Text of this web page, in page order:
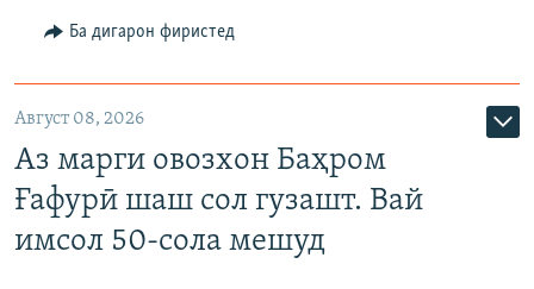
Ба дигарон фиристед
Август 08, 2026
Аз марги овозхон Баҳром
Ғафурӣ шаш сол гузашт. Вай
имсол 50-сола мешуд